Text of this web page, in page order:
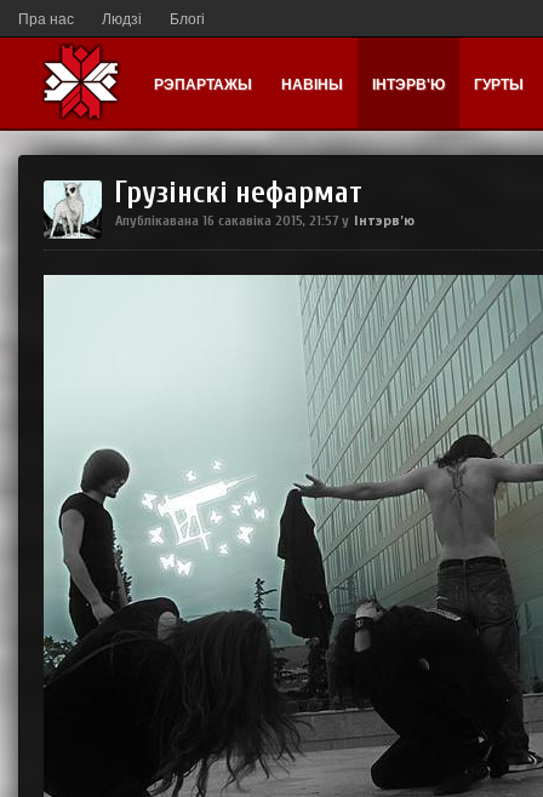
Пра нас Людзі Блогі
РЭПАРТАЖЫ НАВІНЫ ІНТЭРВ'Ю ГУРТЫ
Грузiнскi нефармат
Апублікавана 16 сакавіка 2015, 21:57 у Інтэрв'ю